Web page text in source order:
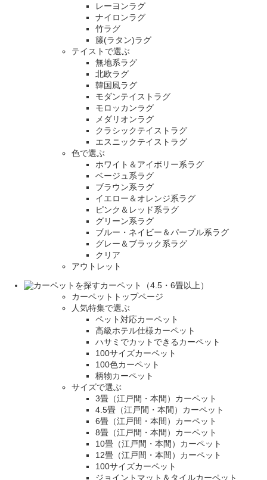
レーヨンラグ
ナイロンラグ
竹ラグ
籐(ラタン)ラグ
テイストで選ぶ
無地系ラグ
北欧ラグ
韓国風ラグ
モダンテイストラグ
モロッカンラグ
メダリオンラグ
クラシックテイストラグ
エスニックテイストラグ
色で選ぶ
ホワイト＆アイボリー系ラグ
ベージュ系ラグ
ブラウン系ラグ
イエロー＆オレンジ系ラグ
ピンク＆レッド系ラグ
グリーン系ラグ
ブルー・ネイビー＆パープル系ラグ
グレー＆ブラック系ラグ
クリア
アウトレット
カーペット（4.5・6畳以上）
カーペットトップページ
人気特集で選ぶ
ペット対応カーペット
高級ホテル仕様カーペット
ハサミでカットできるカーペット
100サイズカーペット
100色カーペット
柄物カーペット
サイズで選ぶ
3畳（江戸間・本間）カーペット
4.5畳（江戸間・本間）カーペット
6畳（江戸間・本間）カーペット
8畳（江戸間・本間）カーペット
10畳（江戸間・本間）カーペット
12畳（江戸間・本間）カーペット
100サイズカーペット
ジョイントマット＆タイルカーペット